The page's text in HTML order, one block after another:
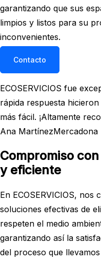
garantizando que sus
limpios y listos para su
inconvenientes.
Contacto
ECOSERVICIOS fue
rápida respuesta
más fácil. ¡Altamente
Ana MartínezMercadona
Compromiso
y eficiente
En ECOSERVICIOS,
soluciones efectivas de
respeten el medio
garantizando así la
del proceso que